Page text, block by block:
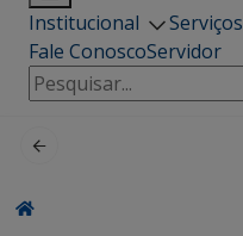
Institucional Serviços
Fale ConoscoServidor
Pesquisar
por: